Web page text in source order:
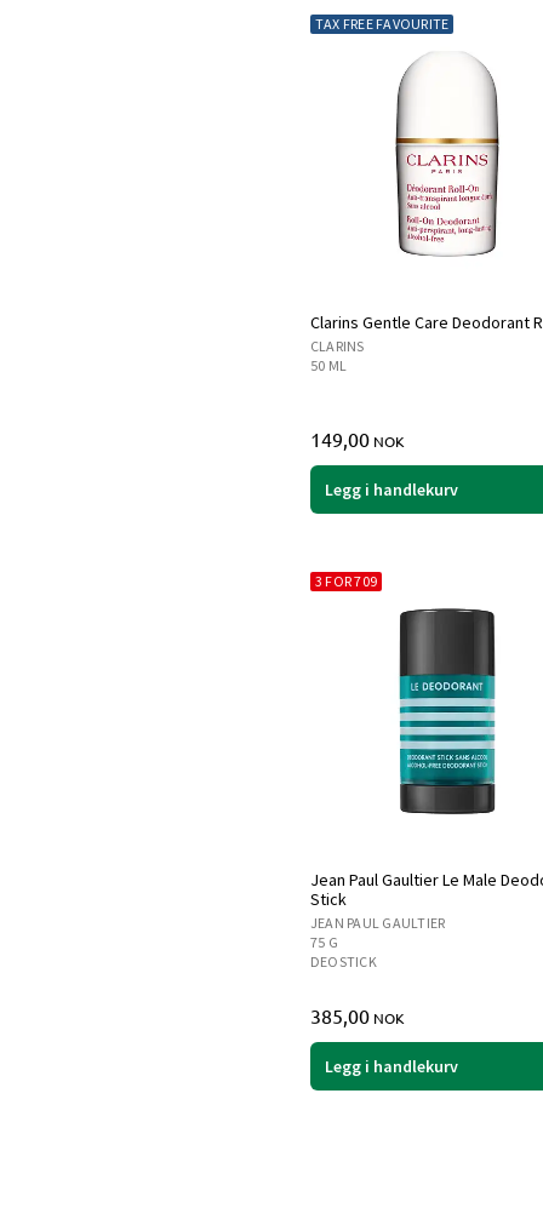
Clarins Gentle Care Deodorant
TAX FREE FAVOURITE
CLARINS
50 ML
149,00 NOK
Legg i handlekurv
Jean Paul Gaultier Le Male
Stick
3 FOR 709
JEAN PAUL GAULTIER
75 G
DEOSTICK
385,00 NOK
Legg i handlekurv